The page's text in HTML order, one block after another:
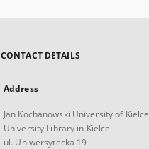
CONTACT DETAILS
Address
Jan Kochanowski University of Kielce
University Library in Kielce
ul. Uniwersytecka 19